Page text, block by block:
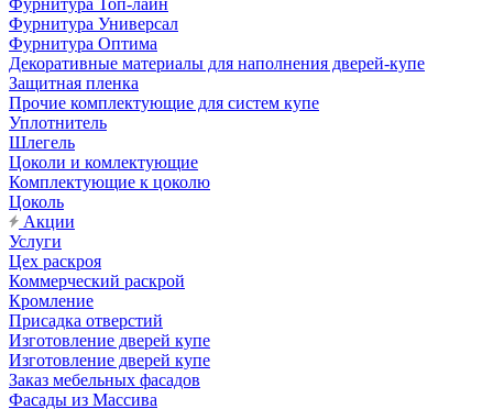
Фурнитура Топ-лайн
Фурнитура Универсал
Фурнитура Оптима
Декоративные материалы для наполнения дверей-купе
Защитная пленка
Прочие комплектующие для систем купе
Уплотнитель
Шлегель
Цоколи и комлектующие
Комплектующие к цоколю
Цоколь
Акции
Услуги
Цех раскроя
Коммерческий раскрой
Кромление
Присадка отверстий
Изготовление дверей купе
Изготовление дверей купе
Заказ мебельных фасадов
Фасады из Массива